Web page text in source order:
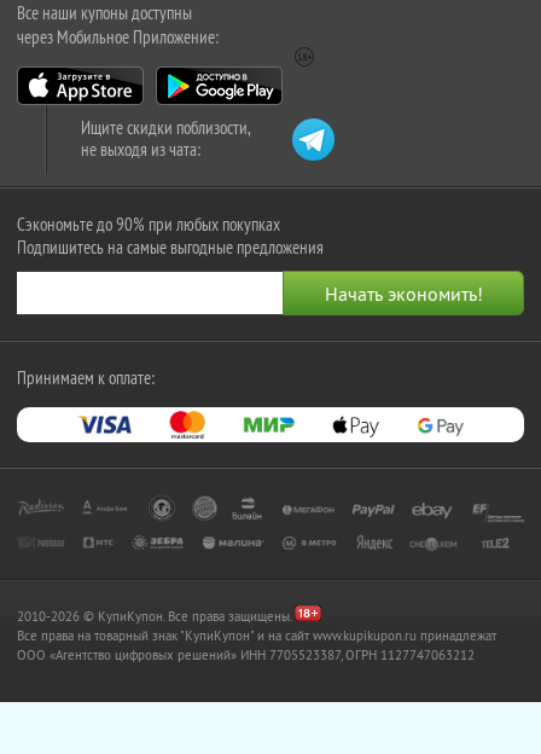
Все наши купоны доступны
через Мобильное Приложение:
Ищите скидки поблизости,
не выходя из чата:
Сэкономьте до 90% при любых покупках
Подпишитесь на самые выгодные предложения
Принимаем к оплате:
2010-2026 © КупиКупон. Все права защищены.
Все права на товарный знак "КупиКупон" и на сайт www.kupikupon.ru принадлежат
OOO «Агентство цифровых решений» ИНН 7705523387, ОГРН 1127747063212